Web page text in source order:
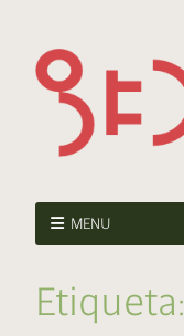
MENU
Etiqueta: